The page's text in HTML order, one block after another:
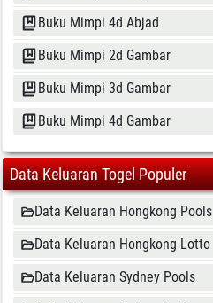
Buku Mimpi 4d Abjad
Buku Mimpi 2d Gambar
Buku Mimpi 3d Gambar
Buku Mimpi 4d Gambar
Data Keluaran Togel Populer
Data Keluaran Hongkong Pools
Data Keluaran Hongkong Lotto
Data Keluaran Sydney Pools